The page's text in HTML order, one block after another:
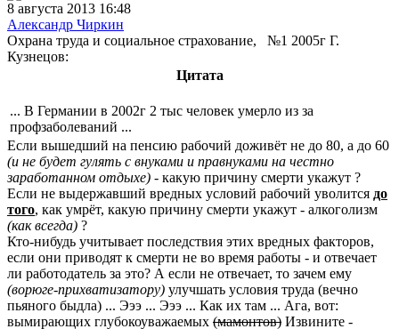
8 августа 2013 16:48
Александр Чиркин
Охрана труда и социальное страхование, №1 2005г Г.
Кузнецов:
Цитата
... В Германии в 2002г 2 тыс человек умерло из за
профзаболеваний ...
Если вышедший на пенсию рабочий доживёт не до 80, а до 60
(и не будет гулять с внуками и правнуками на честно
заработанном отдыхе) - какую причину смерти укажут ?
Если не выдержавший вредных условий рабочий уволится до
того, как умрёт, какую причину смерти укажут - алкоголизм
(как всегда) ?
Кто-нибудь учитывает последствия этих вредных факторов,
если они приводят к смерти не во время работы - и отвечает
ли работодатель за это? А если не отвечает, то зачем ему
(ворюге-прихватизатору) улучшать условия труда (вечно
пьяного быдла) ... Эээ ... Эээ ... Как их там ... Ага, вот:
вымирающих глубокоуважаемых (мамонтов) Извините -